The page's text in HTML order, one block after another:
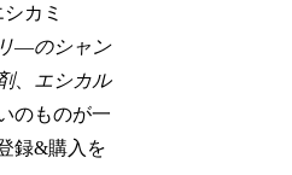
カミ
―のシャン
、 エシカル
のものが一
録&購入を